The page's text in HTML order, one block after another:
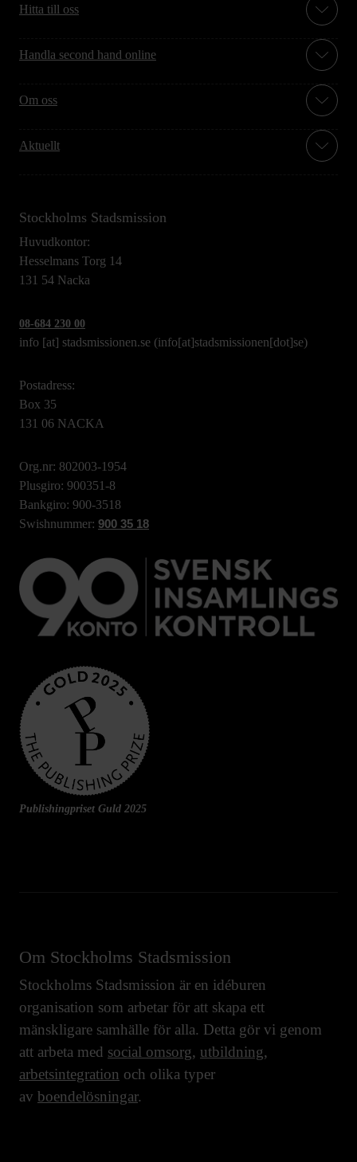
Hitta till oss
Handla second hand online
Om oss
Aktuellt
Stockholms Stadsmission
Huvudkontor:
Hesselmans Torg 14
131 54 Nacka
08-684 230 00
info [at] stadsmissionen.se (info[at]stadsmissionen[dot]se)
Postadress:
Box 35
131 06 NACKA
Org.nr: 802003-1954
Plusgiro: 900351-8
Bankgiro: 900-3518
Swishnummer: 900 35 18
Publishingpriset Guld 2025
Om Stockholms Stadsmission
Stockholms Stadsmission är en idéburen
organisation som arbetar för att skapa ett
mänskligare samhälle för alla. Detta gör vi genom
att arbeta med social omsorg, utbildning,
arbetsintegration och olika typer
av boendelösningar.